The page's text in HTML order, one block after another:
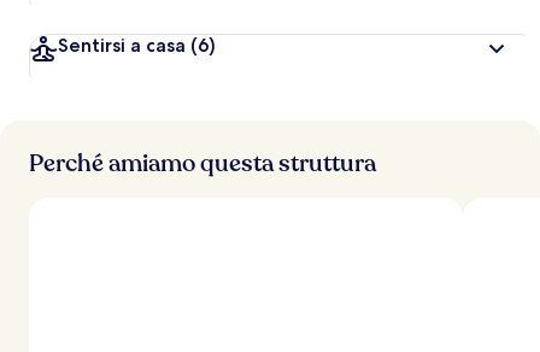
Sentirsi a casa (6)
Perché amiamo questa struttura